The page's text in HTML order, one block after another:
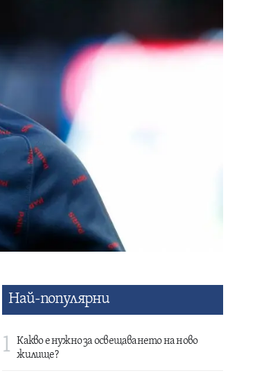
Най-популярни
1
Какво е нужно за освещаването на ново
жилище?